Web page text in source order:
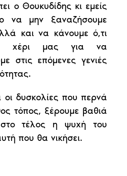
ο Θουκυδίδης κι εμείς
να μην ξαναζήσουμε
και να κάνουμε ό,τι
χέρι μας για να
στις επόμενες γενιές
οι δυσκολίες που περνά
τόπος, ξέρουμε βαθιά
τέλος η ψυχή του
που θα νικήσει.